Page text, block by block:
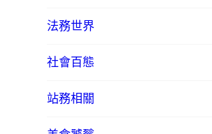
法務世界
社會百態
站務相關